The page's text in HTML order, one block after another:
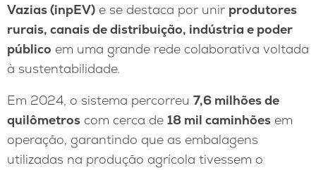
Vazias (inpEV) e se destaca por unir produtores
rurais, canais de distribuição, indústria e poder
público em uma grande rede colaborativa voltada
à sustentabilidade.
Em 2024, o sistema percorreu 7,6 milhões de
quilômetros com cerca de 18 mil caminhões em
operação, garantindo que as embalagens
utilizadas na produção agrícola tivessem o